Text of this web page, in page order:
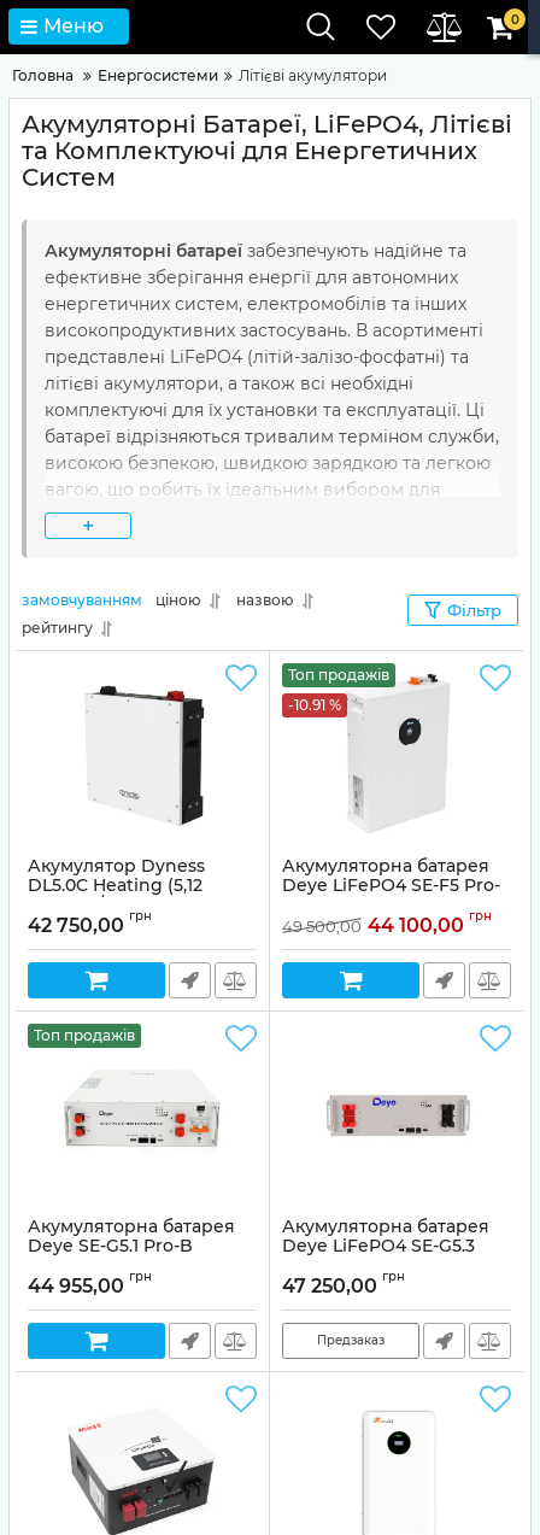
Меню 0
Головна Енергосистеми Літієві акумулятори
Акумуляторні Батареї, LiFePO4, Літієві
та Комплектуючі для Енергетичних
Систем
Акумуляторні батареї забезпечують надійне та
ефективне зберігання енергії для автономних
енергетичних систем, електромобілів та інших
високопродуктивних застосувань. В асортименті
представлені LiFePO4 (літій-залізо-фосфатні) та
літієві акумулятори, а також всі необхідні
комплектуючі для їх установки та експлуатації. Ці
батареї відрізняються тривалим терміном служби,
високою безпекою, швидкою зарядкою та легкою
вагою, що робить їх ідеальним вибором для
широкого спектра застосувань.
+
замовчуванням ціною
назвою
рейтингу
Фільтр
Акумулятор Dyness
DL5.0C Heating (5,12
кВт·год / 51,2 В)
42 750,00 грн
Топ продажів
-10.91 %
Акумуляторна батарея
Deye LiFePO4 SE-F5 Pro-
49 500,00 44 100,00 грн
Топ продажів
Акумуляторна батарея
Deye SE-G5.1 Pro-B
Артикул: 99-00021110
44 955,00 грн
Акумуляторна батарея
Deye LiFePO4 SE-G5.3
47 250,00 грн
Предзаказ